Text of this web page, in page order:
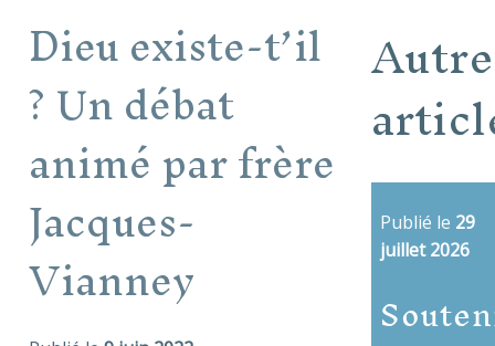
Dieu existe-t’il
? Un débat
animé par frère
Jacques-
Vianney
Publié le 29
juillet 2026